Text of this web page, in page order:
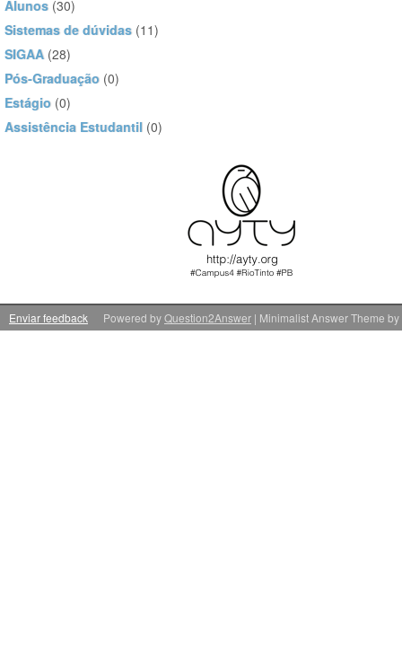
Alunos (30)
Sistemas de dúvidas (11)
SIGAA (28)
Pós-Graduação (0)
Estágio (0)
Assistência Estudantil (0)
Enviar feedback | Minimalist Answer Theme by
Powered byQuestion2Answer